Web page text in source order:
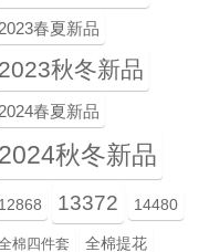
2023春夏新品
2023秋冬新品
2024春夏新品
2024秋冬新品
12868 13372 14480
棉四件套 全棉提花